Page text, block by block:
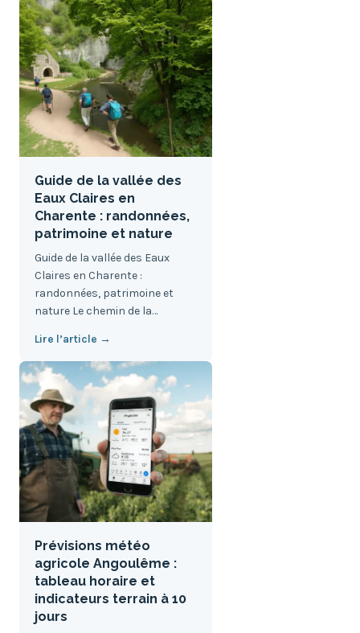
Guide de la vallée des
Eaux Claires en
Charente : randonnées,
patrimoine et nature
Guide de la vallée des Eaux
Claires en Charente :
randonnées, patrimoine et
nature Le chemin de la…
Lire l’article →
Prévisions météo
agricole Angoulême :
tableau horaire et
indicateurs terrain à 10
jours